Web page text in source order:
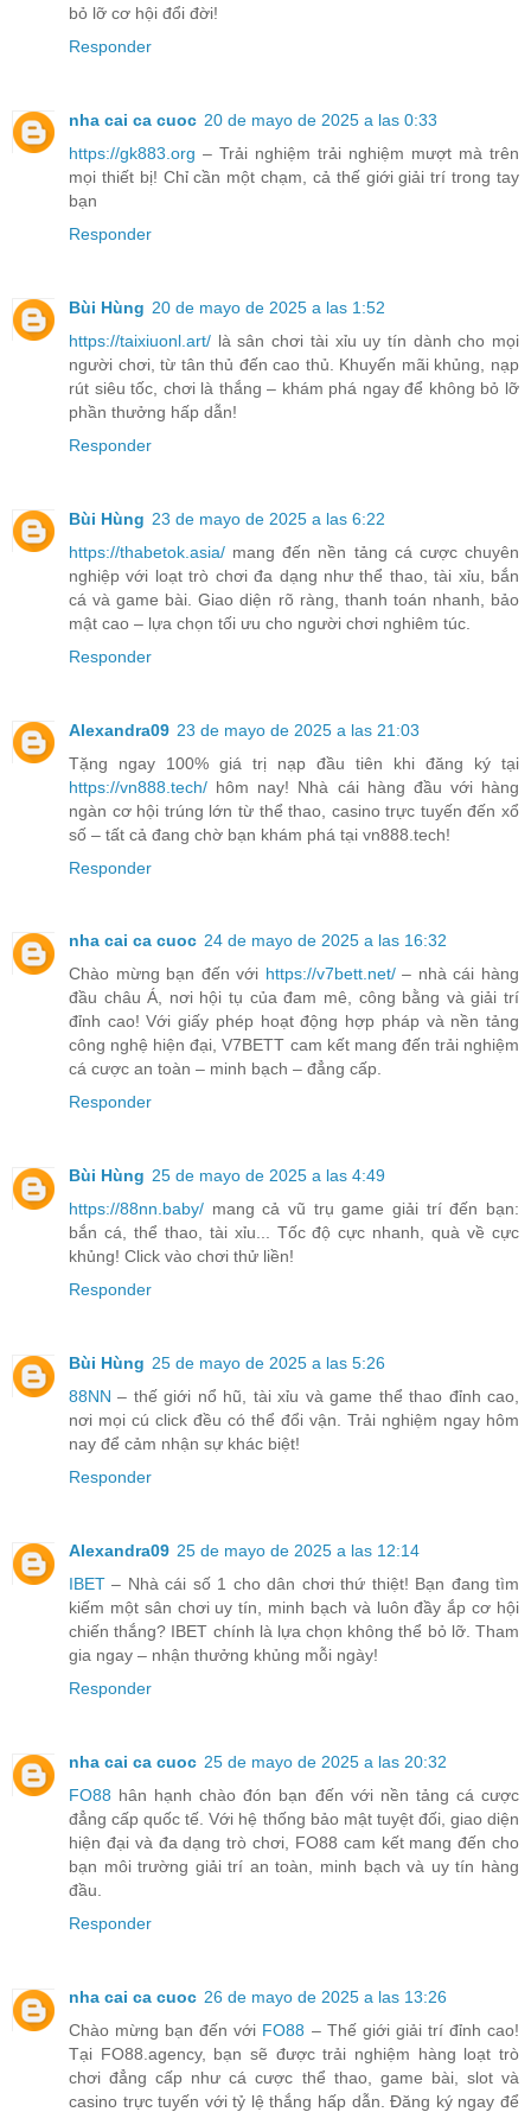
bỏ lỡ cơ hội đổi đời!
Responder
nha cai ca cuoc 20 de mayo de 2025 a las 0:33
https://gk883.org – Trải nghiệm trải nghiệm mượt mà trên
mọi thiết bị! Chỉ cần một chạm, cả thế giới giải trí trong tay
bạn
Responder
Bùi Hùng 20 de mayo de 2025 a las 1:52
https://taixiuonl.art/ là sân chơi tài xỉu uy tín dành cho mọi
người chơi, từ tân thủ đến cao thủ. Khuyến mãi khủng, nạp
rút siêu tốc, chơi là thắng – khám phá ngay để không bỏ lỡ
phần thưởng hấp dẫn!
Responder
Bùi Hùng 23 de mayo de 2025 a las 6:22
https://thabetok.asia/ mang đến nền tảng cá cược chuyên
nghiệp với loạt trò chơi đa dạng như thể thao, tài xỉu, bắn
cá và game bài. Giao diện rõ ràng, thanh toán nhanh, bảo
mật cao – lựa chọn tối ưu cho người chơi nghiêm túc.
Responder
Alexandra09 23 de mayo de 2025 a las 21:03
Tặng ngay 100% giá trị nạp đầu tiên khi đăng ký tại
https://vn888.tech/ hôm nay! Nhà cái hàng đầu với hàng
ngàn cơ hội trúng lớn từ thể thao, casino trực tuyến đến xổ
số – tất cả đang chờ bạn khám phá tại vn888.tech!
Responder
nha cai ca cuoc 24 de mayo de 2025 a las 16:32
Chào mừng bạn đến với https://v7bett.net/– nhà cái hàng
đầu châu Á, nơi hội tụ của đam mê, công bằng và giải trí
đỉnh cao! Với giấy phép hoạt động hợp pháp và nền tảng
công nghệ hiện đại, V7BETT cam kết mang đến trải nghiệm
cá cược an toàn – minh bạch – đẳng cấp.
Responder
Bùi Hùng 25 de mayo de 2025 a las 4:49
https://88nn.baby/ mang cả vũ trụ game giải trí đến bạn:
bắn cá, thể thao, tài xỉu... Tốc độ cực nhanh, quà về cực
khủng! Click vào chơi thử liền!
Responder
Bùi Hùng 25 de mayo de 2025 a las 5:26
88NN – thế giới nổ hũ, tài xỉu và game thể thao đỉnh cao,
nơi mọi cú click đều có thể đổi vận. Trải nghiệm ngay hôm
nay để cảm nhận sự khác biệt!
Responder
Alexandra09 25 de mayo de 2025 a las 12:14
IBET – Nhà cái số 1 cho dân chơi thứ thiệt! Bạn đang tìm
kiếm một sân chơi uy tín, minh bạch và luôn đầy ắp cơ hội
chiến thắng? IBET chính là lựa chọn không thể bỏ lỡ. Tham
gia ngay – nhận thưởng khủng mỗi ngày!
Responder
nha cai ca cuoc 25 de mayo de 2025 a las 20:32
FO88 hân hạnh chào đón bạn đến với nền tảng cá cược
đẳng cấp quốc tế. Với hệ thống bảo mật tuyệt đối, giao diện
hiện đại và đa dạng trò chơi, FO88 cam kết mang đến cho
bạn môi trường giải trí an toàn, minh bạch và uy tín hàng
đầu.
Responder
nha cai ca cuoc 26 de mayo de 2025 a las 13:26
Chào mừng bạn đến với FO88 – Thế giới giải trí đỉnh cao!
Tại FO88.agency, bạn sẽ được trải nghiệm hàng loạt trò
chơi đẳng cấp như cá cược thể thao, game bài, slot và
casino trực tuyến với tỷ lệ thắng hấp dẫn. Đăng ký ngay để